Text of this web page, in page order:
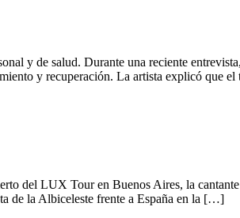
y de salud. Durante una reciente
y recuperación. La artista explicó que
del LUX Tour en Buenos Aires, la
de la Albiceleste frente a España en la […]